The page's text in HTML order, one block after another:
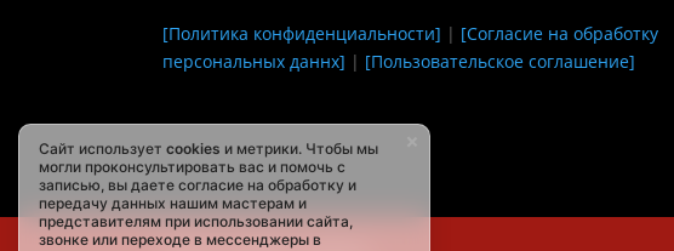
[Политика конфиденциальности] | [Согласие на обработку
персональных даннх] | [Пользовательское соглашение]
Сайт использует cookies и метрики. Чтобы мы
могли проконсультировать вас и помочь с
записью, вы даете согласие на обработку и
передачу данных нашим мастерам и
представителям при использовании сайта,
звонке или переходе в мессенджеры в